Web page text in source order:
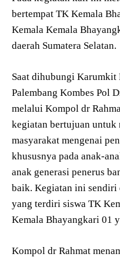
bertempat TK Kemala
Kemala Kemala
daerah Sumatera Selatan.
Saat dihubungi Karumkit
Palembang Kombes Pol
melalui Kompol dr
kegiatan bertujuan untuk
masyarakat mengenai
khususnya pada anak-
anak generasi penerus
baik. Kegiatan ini
yang terdiri siswa TK
Kemala Bhayangkari 01
Kompol dr Rahmat